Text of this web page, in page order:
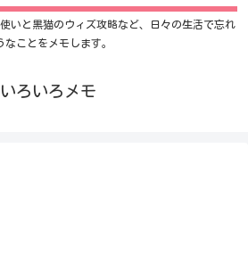
いと黒猫のウィズ攻略など、日々の生活で忘れ
なことをメモします。
いろいろメモ